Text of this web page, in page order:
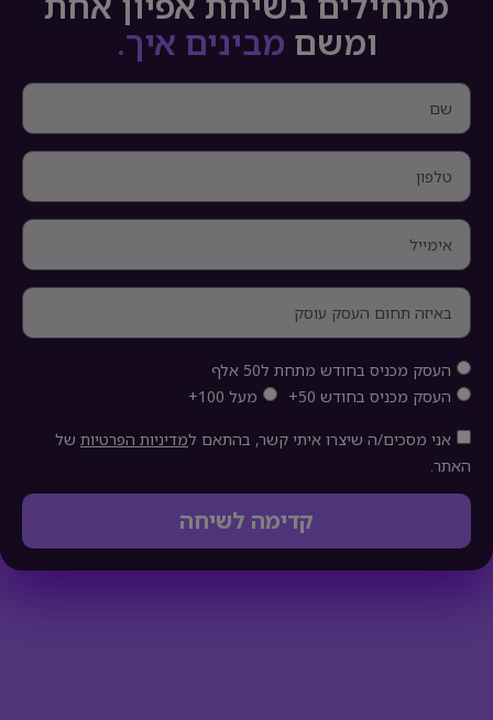
ומשם מבינים איך.
העסק מכניס בחודש מתחת ל50 אלף
העסק מכניס בחודש 50+
מעל 100+
אני מסכים/ה שיצרו איתי קשר, בהתאם למדיניות הפרטיות של
האתר.
קדימה לשיחה